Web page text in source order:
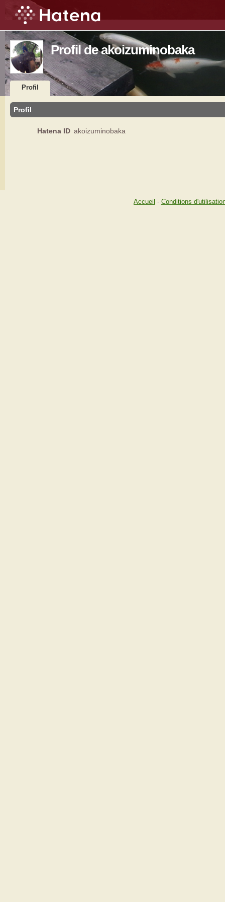
Profil de akoizuminobaka
Profil
Profil
Hatena ID akoizuminobaka
Accueil - Conditions